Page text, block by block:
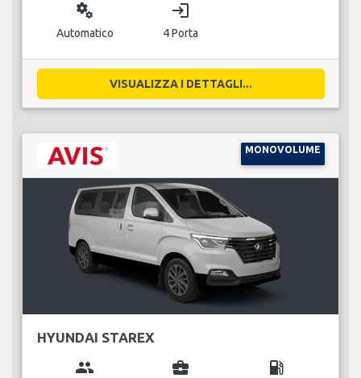
miscellaneous_services
Automatico
login
4 Porta
VISUALIZZA I DETTAGLI...
MONOVOLUME
HYUNDAI STAREX
group business_center local_gas_station